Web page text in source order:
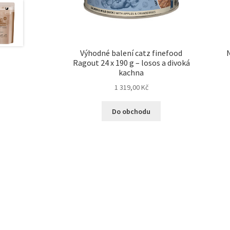
Výhodné balení catz finefood
Ragout 24 x 190 g – losos a divoká
kachna
1 319,00Kč
Do obchodu